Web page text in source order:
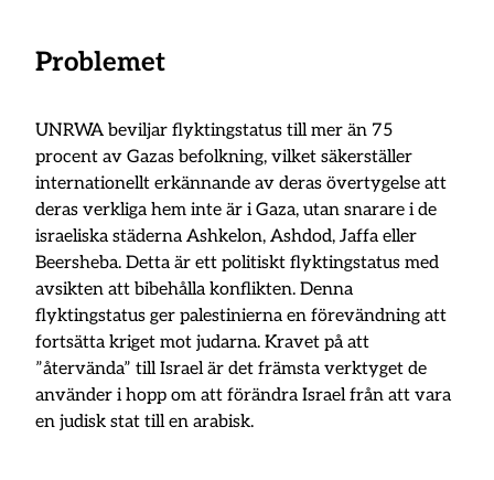
Problemet
UNRWA beviljar flyktingstatus till mer än 75
procent av Gazas befolkning, vilket säkerställer
internationellt erkännande av deras övertygelse att
deras verkliga hem inte är i Gaza, utan snarare i de
israeliska städerna Ashkelon, Ashdod, Jaffa eller
Beersheba. Detta är ett politiskt flyktingstatus med
avsikten att bibehålla konflikten. Denna
flyktingstatus ger palestinierna en förevändning att
fortsätta kriget mot judarna. Kravet på att
”återvända” till Israel är det främsta verktyget de
använder i hopp om att förändra Israel från att vara
en judisk stat till en arabisk.